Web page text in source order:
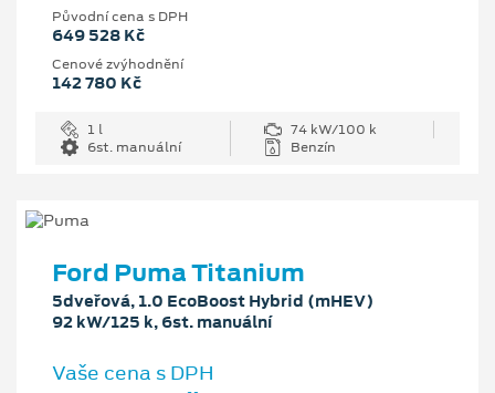
Původní cena s DPH
649 528 Kč
Cenové zvýhodnění
142 780 Kč
1 l
74 kW/100 k
6st. manuální
Benzín
Ford Puma Titanium
5dveřová, 1.0 EcoBoost Hybrid (mHEV)
92 kW/125 k, 6st. manuální
Vaše cena s DPH